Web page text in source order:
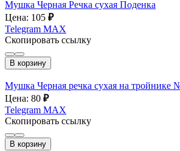
Мушка Черная Речка сухая Поденка
Цена: 105 ₽
Telegram MAX
Скопировать ссылку
В корзину
Мушка Черная речка сухая на тройнике
Цена: 80 ₽
Telegram MAX
Скопировать ссылку
В корзину